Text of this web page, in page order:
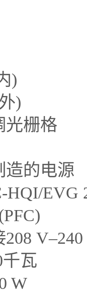
)
)
栅格
的电源
EVG
V–240
瓦
W